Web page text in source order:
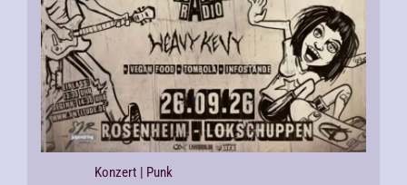
Konzert | Punk